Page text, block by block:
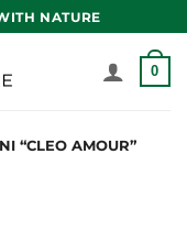
NATURE
0
“CLEO AMOUR”